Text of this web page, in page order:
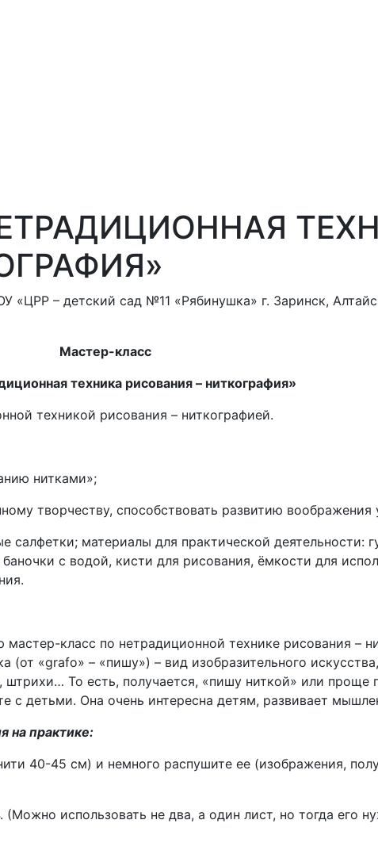
– детский сад №11 «Рябинушка» г. Заринск,
Мастер-класс
техника рисования – ниткография»
техникой рисования – ниткографией.
нитками»;
творчеству, способствовать развитию воображения
салфетки; материалы для практической деятельности:
с водой, кисти для рисования, ёмкости для
класс по нетрадиционной технике рисования –
(от «grafo» – «пишу») – вид изобразительного
штрихи… То есть, получается, «пишу ниткой» или проще
с детьми. Она очень интересна детям, развивает
на практике:
40-45 см) и немного распушите ее (изображения,
использовать не два, а один лист, но тогда его